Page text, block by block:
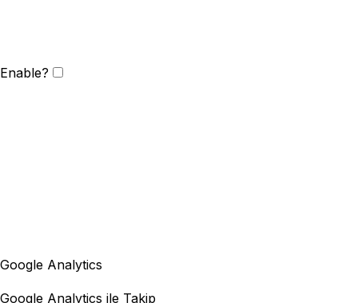
Enable?
Google Analytics
Google Analytics ile Takip